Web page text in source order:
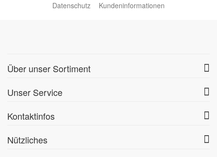
Datenschutz Kundeninformationen
Über unser Sortiment
Unser Service
Kontaktinfos
Nützliches